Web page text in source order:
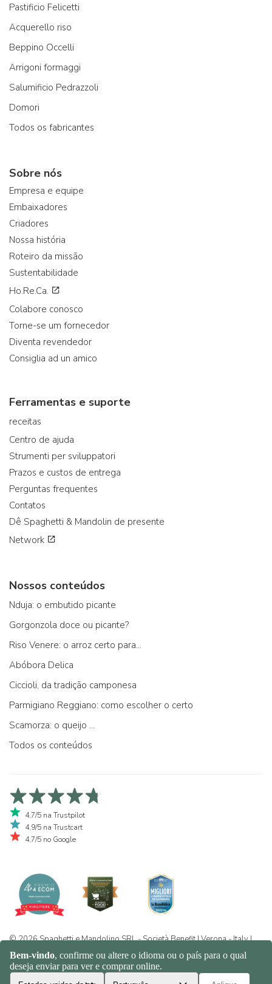
Pastificio Felicetti
Acquerello riso
Beppino Occelli
Arrigoni formaggi
Salumificio Pedrazzoli
Domori
Todos os fabricantes
Sobre nós
Empresa e equipe
Embaixadores
Criadores
Nossa história
Roteiro da missão
Sustentabilidade
Ho.Re.Ca.
Colabore conosco
Torne-se um fornecedor
Diventa revendedor
Consiglia ad un amico
Ferramentas e suporte
receitas
Centro de ajuda
Strumenti per sviluppatori
Prazos e custos de entrega
Perguntas frequentes
Contatos
Dê Spaghetti & Mandolin de presente
Network
Nossos conteúdos
Nduja: o embutido picante
Gorgonzola doce ou picante?
Riso Venere: o arroz certo para...
Abóbora Delica
Ciccioli, da tradição camponesa
Parmigiano Reggiano: como escolher o certo
Scamorza: o queijo ...
Todos os conteúdos
4,7/5 na Trustpilot
4,9/5 na Trustcart
4,7/5 no Google
© 2026 Spaghetti e Mandolino SRL - Società Benefit | Verona - Italy |
+39 351 865 9444 | P.I. IT04913730232 | Certificazione BIO: IT-BIO-
016.380-0110744.2026.001 | REA VR-455804 | Política de
privacidade e cookies|Sitemap